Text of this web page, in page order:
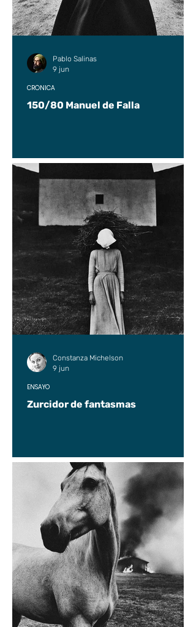
150/80 Manuel de Falla
CRÓNICA
Pablo Salinas
9 jun
Zurcidor de fantasmas
ENSAYO
Constanza Michelson
9 jun